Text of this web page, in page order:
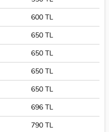
600 TL
650 TL
650 TL
650 TL
650 TL
696 TL
790 TL